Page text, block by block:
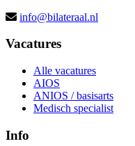
info@bilateraal.nl
Vacatures
Alle vacatures
AIOS
ANIOS / basisarts
Medisch specialist
Info